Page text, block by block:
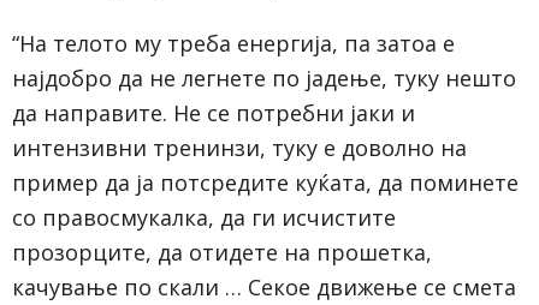
“На телото му треба енергија, па затоа е
најдобро да не легнете по јадење, туку нешто
да направите. Не се потребни јаки и
интензивни тренинзи, туку е доволно на
пример да ја потсредите куќата, да поминете
со правосмукалка, да ги исчистите
прозорците, да отидете на прошетка,
качување по скали … Секое движење се смета